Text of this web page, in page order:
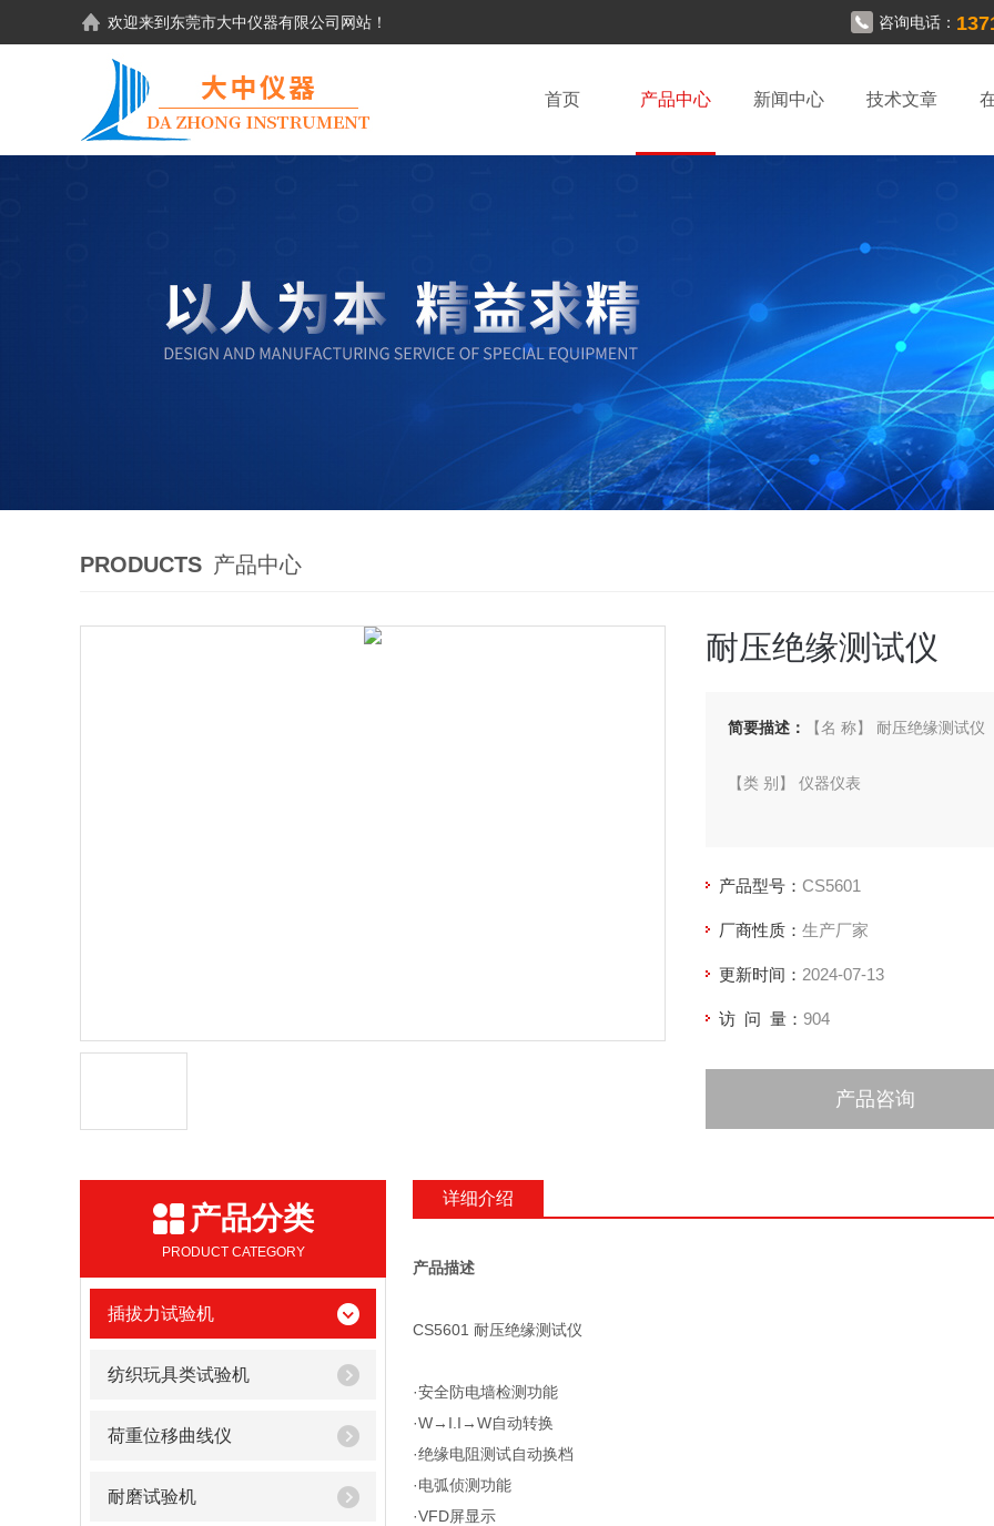
欢迎来到东莞市大中仪器有限公司网站！ 咨询电话：
首页 产品中心 新闻中心 技术文章
PRODUCTS 产品中心
耐压绝缘测试仪
简要描述： 【名 称】 耐压绝缘测试仪
【类 别】 仪器仪表
【厂 商】 南京长盛
产品型号： CS5601
厂商性质： 生产厂家
更新时间： 2024-07-13
访 问 量： 904
产品咨询
产品分类
PRODUCT CATEGORY
插拔力试验机
纺织玩具类试验机
荷重位移曲线仪
耐磨试验机
详细介绍
产品描述
CS5601 耐压绝缘测试仪
·安全防电墙检测功能
·W→I.I→W自动转换
·绝缘电阻测试自动换档
·电弧侦测功能
·VFD屏显示